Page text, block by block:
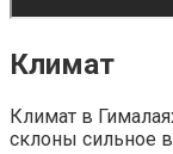
Климат
Климат в
склоны сильное